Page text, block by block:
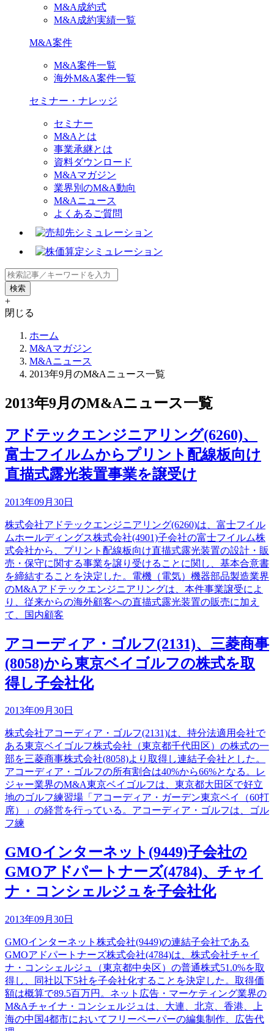
M&A成約式
M&A成約実績一覧
M&A案件
M&A案件一覧
海外M&A案件一覧
セミナー・ナレッジ
セミナー
M&Aとは
事業承継とは
資料ダウンロード
M&Aマガジン
業界別のM&A動向
M&Aニュース
よくあるご質問
+
閉じる
ホーム
M&Aマガジン
M&Aニュース
2013年9月のM&Aニュース一覧
2013年9月のM&Aニュース一覧
アドテックエンジニアリング(6260)、
富士フイルムからプリント配線板向け
直描式露光装置事業を譲受け
2013年09月30日
株式会社アドテックエンジニアリング(6260)は、富士フイル
ムホールディングス株式会社(4901)子会社の富士フイルム株
式会社から、プリント配線板向け直描式露光装置の設計・販
売・保守に関する事業を譲り受けることに関し、基本合意書
を締結することを決定した。電機（電気）機器部品製造業界
のM&Aアドテックエンジニアリングは、本件事業譲受によ
り、従来からの海外顧客への直描式露光装置の販売に加え
て、国内顧客
アコーディア・ゴルフ(2131)、三菱商事
(8058)から東京ベイゴルフの株式を取
得し子会社化
2013年09月30日
株式会社アコーディア・ゴルフ(2131)は、持分法適用会社で
ある東京ベイゴルフ株式会社（東京都千代田区）の株式の一
部を三菱商事株式会社(8058)より取得し連結子会社とした。
アコーディア・ゴルフの所有割合は40%から66%となる。レ
ジャー業界のM&A東京ベイゴルフは、東京都大田区で好立
地のゴルフ練習場「アコーディア・ガーデン東京ベイ（60打
席）」の経営を行っている。アコーディア・ゴルフは、ゴル
フ練
GMOインターネット(9449)子会社の
GMOアドパートナーズ(4784)、チャイ
ナ・コンシェルジュを子会社化
2013年09月30日
GMOインターネット株式会社(9449)の連結子会社である
GMOアドパートナーズ株式会社(4784)は、株式会社チャイ
ナ・コンシェルジュ（東京都中央区）の普通株式51.0%を取
得し、同社以下5社を子会社化することを決定した。取得価
額は概算で89.5百万円。ネット広告・マーケティング業界の
M&Aチャイナ・コンシェルジュは、大連、北京、香港、上
海の中国4都市においてフリーペーパーの編集制作、広告代